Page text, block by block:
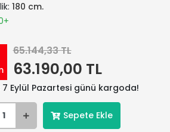
180 cm.
65.144,33 TL
63.190,00 TL
7 Eylül Pazartesi günü kargoda!
Sepete Ekle